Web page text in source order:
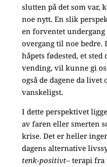
slutten på det som var,
noe nytt. En slik
en forventet
overgang til noe bedre.
håpets fødested, et
vending, vil kunne gi
også de dagene da livet
vanskeligst.
I dette perspektivet
av faren eller smerten
krise. Det er heller
dagens alternative
tenk-positivt– terapi fra